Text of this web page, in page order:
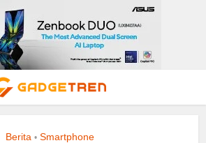
Berita • Smartphone